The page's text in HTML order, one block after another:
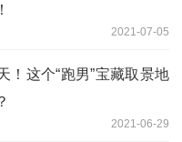
2021-07-05
！这个“跑男”宝藏取景地
2021-06-29